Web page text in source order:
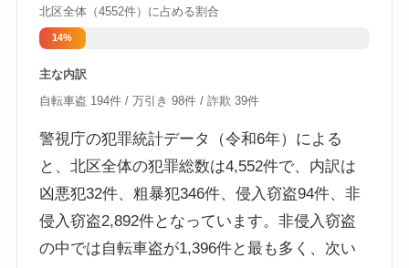
北区全体（4552件）に占める割合
14%
主な内訳
自転車盗 194件 / 万引き 98件 / 詐欺 39件
警視庁の犯罪統計データ（令和6年）による
と、北区全体の犯罪総数は4,552件で、内訳は
凶悪犯32件、粗暴犯346件、侵入窃盗94件、非
侵入窃盗2,892件となっています。非侵入窃盗
の中では自転車盗が1,396件と最も多く、次い